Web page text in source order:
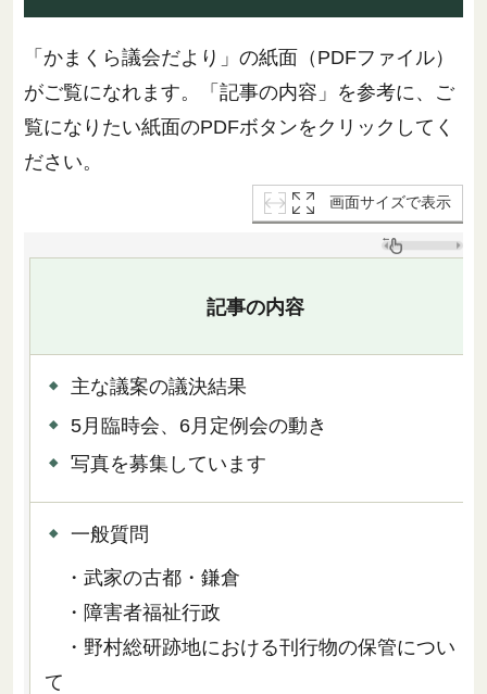
「かまくら議会だより」の紙面（PDFファイル）
がご覧になれます。「記事の内容」を参考に、ご
覧になりたい紙面のPDFボタンをクリックしてく
ださい。
画面サイズで表示
記事の内容
主な議案の議決結果
5月臨時会、6月定例会の動き
写真を募集しています
一般質問
・武家の古都・鎌倉
・障害者福祉行政
・野村総研跡地における刊行物の保管につい
て